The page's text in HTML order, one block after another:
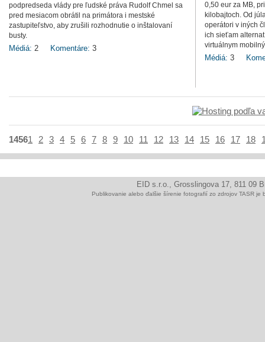
podpredseda vlády pre ľudské práva Rudolf Chmel sa
pred mesiacom obrátil na primátora i mestské
zastupiteľstvo, aby zrušili rozhodnutie o inštalovaní
busty.
Médiá: 2 Komentáre: 3
0,50 eur za MB,
kilobajtoch. Od
operátori v iných
ich sieťam
virtuálnym
Médiá: 3
14561 2 3 4 5 6 7 8 9 10 11 12 13 14 15 16 17 18
EID s.r.o., Grosslingova 17, 811 09
Publikovanie alebo ďalšie šírenie fotografií zo zdrojov TASR